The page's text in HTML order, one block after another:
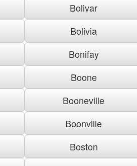
Bolivar
Bolivia
Bonifay
Boone
Booneville
Boonville
Boston